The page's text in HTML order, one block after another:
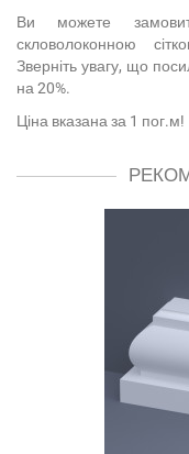
Ви можете
скловолоконною
Зверніть увагу, що
на 20%.
Ціна вказана за 1 пог.м!